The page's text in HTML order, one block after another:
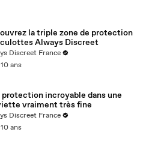
la triple zone de protection
Always Discreet
Discreet France
ans
protection incroyable dans une
vraiment très fine
Discreet France
ans